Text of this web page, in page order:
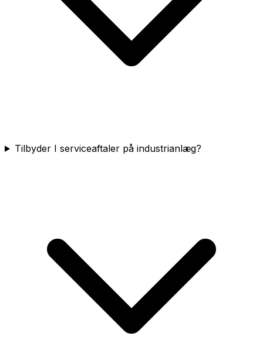
Tilbyder I serviceaftaler på industrianlæg?